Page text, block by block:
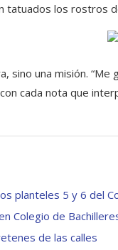
tatuados los rostros
sino una misión.
cada nota que
planteles 5 y 6 del
Colegio de
de las calles